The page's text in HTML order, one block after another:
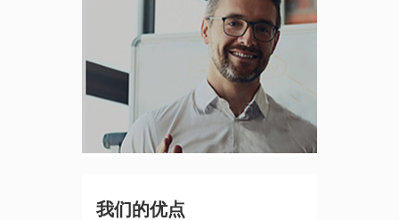
我们的优点